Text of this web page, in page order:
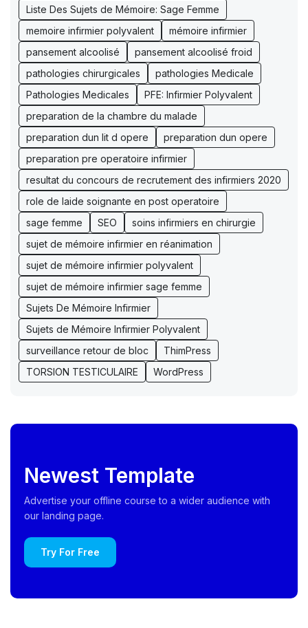
Liste Des Sujets de Mémoire: Sage Femme
memoire infirmier polyvalent
mémoire infirmier
pansement alcoolisé
pansement alcoolisé froid
pathologies chirurgicales
pathologies Medicale
Pathologies Medicales
PFE: Infirmier Polyvalent
preparation de la chambre du malade
preparation dun lit d opere
preparation dun opere
preparation pre operatoire infirmier
resultat du concours de recrutement des infirmiers 2020
role de laide soignante en post operatoire
sage femme
SEO
soins infirmiers en chirurgie
sujet de mémoire infirmier en réanimation
sujet de mémoire infirmier polyvalent
sujet de mémoire infirmier sage femme
Sujets De Mémoire Infirmier
Sujets de Mémoire Infirmier Polyvalent
surveillance retour de bloc
ThimPress
TORSION TESTICULAIRE
WordPress
Newest Template
Advertise your offline course to a wider audience with
our landing page.
Try For Free